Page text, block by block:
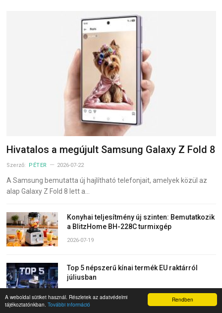
Rendben
A weboldal sütiket használ. Részletek az adatvédelmi
tájékoztatónkban. További információ
Hivatalos a megújult Samsung Galaxy Z Fold 8
Szerző: PÉTER 2026-07-22
A Samsung bemutatta új hajlítható telefonjait, amelyek közül az
alap Galaxy Z Fold 8 lett a…
Konyhai teljesítmény új szinten: Bemutatkozik
a BlitzHome BH-228C turmixgép
2026-07-19
Top 5 népszerű kínai termék EU raktárról
júliusban